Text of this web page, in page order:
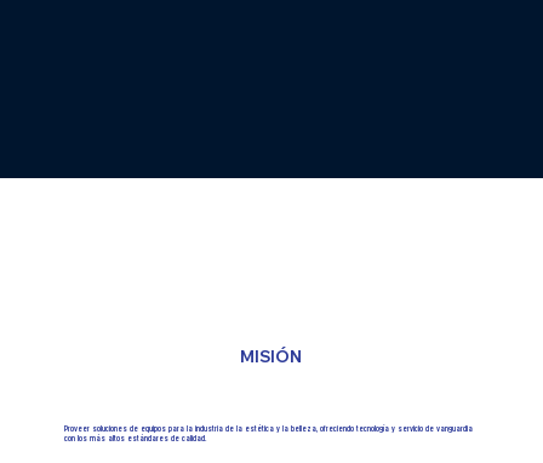
MISIÓN
Proveer soluciones de equipos para la industria de la estética y la belleza, ofreciendo tecnología y servicio de vanguardia
con los más altos estándares de calidad.